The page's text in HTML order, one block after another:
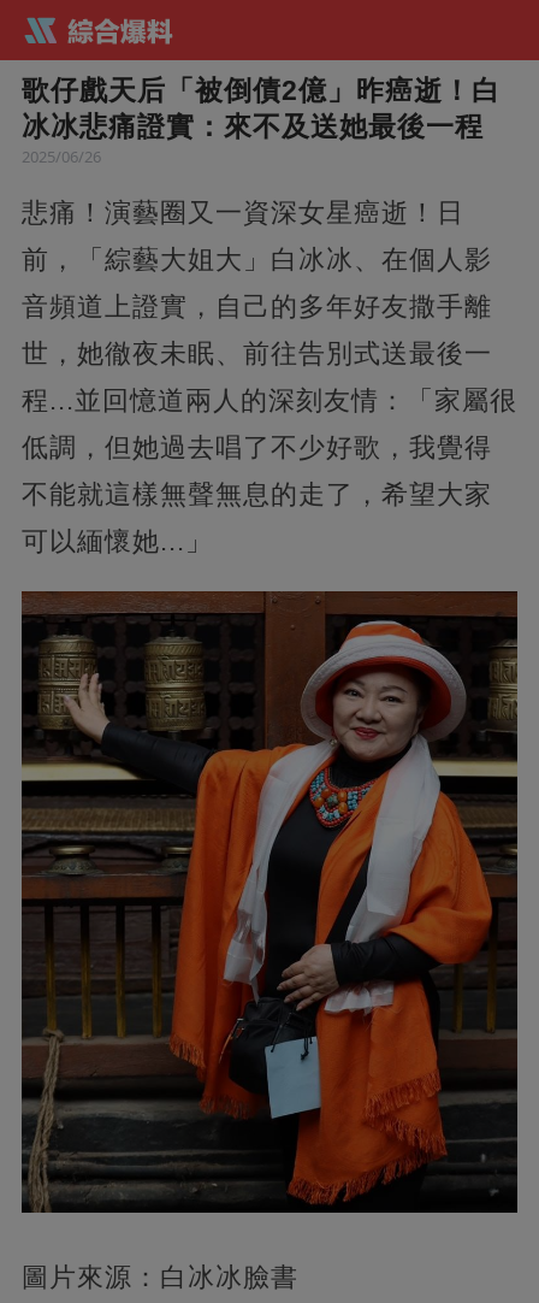
歌仔戲天后「被倒債2億」昨癌逝！白
冰冰悲痛證實：來不及送她最後一程
2025/06/26
悲痛！演藝圈又一資深女星癌逝！日
前，「綜藝大姐大」白冰冰、在個人影
音頻道上證實，自己的多年好友撒手離
世，她徹夜未眠、前往告別式送最後一
程...並回憶道兩人的深刻友情：「家屬很
低調，但她過去唱了不少好歌，我覺得
不能就這樣無聲無息的走了，希望大家
可以緬懷她...」
圖片來源：白冰冰臉書